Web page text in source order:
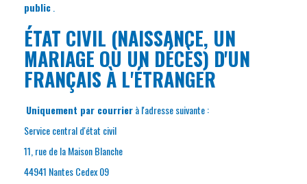
public
ÉTAT CIVIL (NAISSANCE, UN
MARIAGE OU UN DÉCÈS) D'UN
FRANÇAIS À L'ÉTRANGER
Uniquement par courrierà l'adresse suivante :
Service central d'état civil
11, rue de la Maison Blanche
44941 Nantes Cedex 09